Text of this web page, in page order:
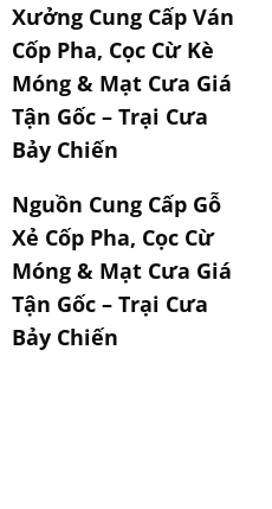
Xưởng Cung Cấp Ván
Cốp Pha, Cọc Cừ Kè
Móng & Mạt Cưa Giá
Tận Gốc – Trại Cưa
Bảy Chiến
Nguồn Cung Cấp Gỗ
Xẻ Cốp Pha, Cọc Cừ
Móng & Mạt Cưa Giá
Tận Gốc – Trại Cưa
Bảy Chiến